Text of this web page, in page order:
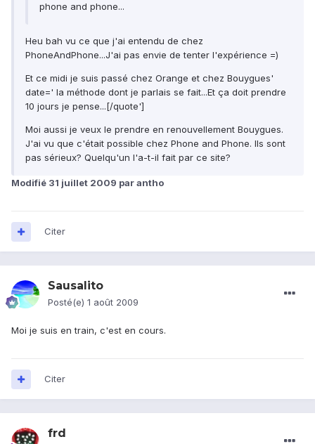
phone and phone...
Heu bah vu ce que j'ai entendu de chez
PhoneAndPhone...J'ai pas envie de tenter l'expérience =)
Et ce midi je suis passé chez Orange et chez Bouygues'
date=' la méthode dont je parlais se fait...Et ça doit prendre
10 jours je pense...[/quote']
Moi aussi je veux le prendre en renouvellement Bouygues.
J'ai vu que c'était possible chez Phone and Phone. Ils sont
pas sérieux? Quelqu'un l'a-t-il fait par ce site?
Modifié 31 juillet 2009 par antho
Citer
Sausalito
Posté(e) 1 août 2009
Moi je suis en train, c'est en cours.
Citer
frd